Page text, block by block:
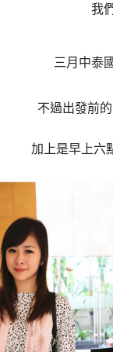
我
三月中泰
不過出發前
加上是早上六